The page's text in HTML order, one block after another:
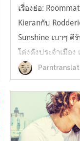
เรื่องย่อ:
Kieranกับ
Sunshine เบาๆ คี
โด่งดังประจำเมือ
ว่าพ่อรักพี่ชายมาก
ออกมาอยู่คนเดียว
บ้าน และไล่ตามค